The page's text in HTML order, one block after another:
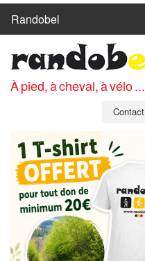
Randobel
CIRCUITS
CLUBS
MEMBRES
SE CONNECTER
INSCRIPTION GRATUITE
MOT DE PASSE OUBLIÉ
À pied, à cheval, à vélo ...
Contact